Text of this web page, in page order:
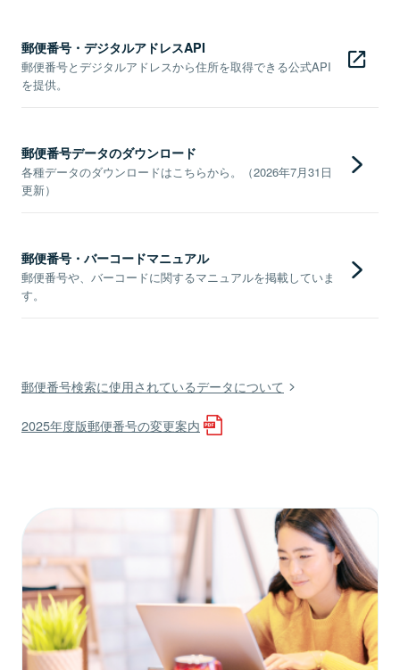
郵便番号・デジタルアドレスAPI
郵便番号とデジタルアドレスから住所を取得できる公式API
を提供。
郵便番号データのダウンロード
各種データのダウンロードはこちらから。（2026年7月31日
更新）
郵便番号・バーコードマニュアル
郵便番号や、バーコードに関するマニュアルを掲載していま
す。
郵便番号検索に使用されているデータについて
2025年度版郵便番号の変更案内